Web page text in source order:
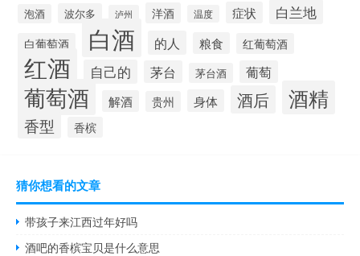
泡酒 波尔多 泸州 洋酒 温度 症状 白兰地
白葡萄酒 白酒 的人 粮食 红葡萄酒
红酒 自己的 茅台 茅台酒 葡萄
葡萄酒 解酒 贵州 身体 酒后 酒精
香型 香槟
猜你想看的文章
带孩子来江西过年好吗
酒吧的香槟宝贝是什么意思